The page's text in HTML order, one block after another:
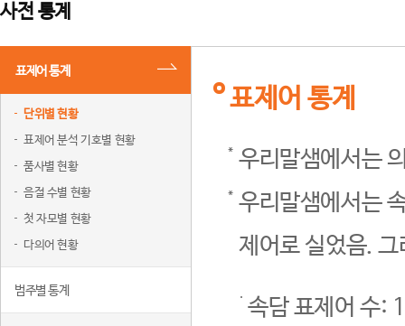
사전 통계
표제어 통계
단위별 현황
표제어 분석 기호별 현황
품사별 현황
음절 수별 현황
첫 자모별 현황
다의어 현황
범주별 통계
표제어 통계
우리말샘에서는
우리말샘에서는
제어로 실었음.
속담 표제어 수: